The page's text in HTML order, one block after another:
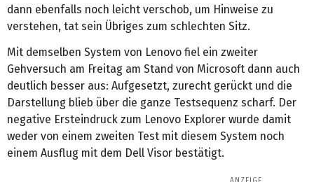
dann ebenfalls noch leicht verschob, um Hinweise zu
verstehen, tat sein Übriges zum schlechten Sitz.
Mit demselben System von Lenovo fiel ein zweiter
Gehversuch am Freitag am Stand von Microsoft dann auch
deutlich besser aus: Aufgesetzt, zurecht gerückt und die
Darstellung blieb über die ganze Testsequenz scharf. Der
negative Ersteindruck zum Lenovo Explorer wurde damit
weder von einem zweiten Test mit diesem System noch
einem Ausflug mit dem Dell Visor bestätigt.